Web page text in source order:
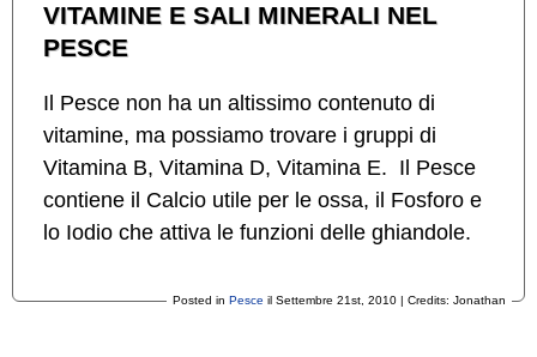
VITAMINE E SALI MINERALI NEL
PESCE
Il Pesce non ha un altissimo contenuto di
vitamine, ma possiamo trovare i gruppi di
Vitamina B, Vitamina D, Vitamina E. Il Pesce
contiene il Calcio utile per le ossa, il Fosforo e
lo Iodio che attiva le funzioni delle ghiandole.
Posted in Pesce il Settembre 21st, 2010 | Credits: Jonathan